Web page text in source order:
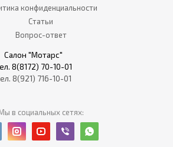
конфиденциальности
Статьи
Вопрос-ответ
Салон "Мотарс"
8(8172) 70-10-01
8(921) 716-10-01
в социальных сетях: